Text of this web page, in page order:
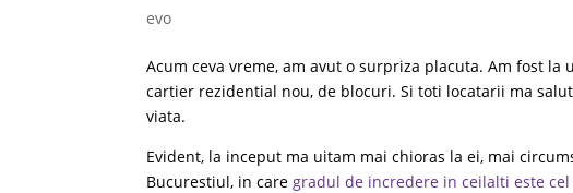
evo
Acum ceva vreme, am avut o surpriza placuta. Am fost
cartier rezidential nou, de blocuri. Si toti locatarii ma
viata.
Evident, la inceput ma uitam mai chioras la ei, mai
Bucurestiul, in caregradul de incredere in ceilalti este